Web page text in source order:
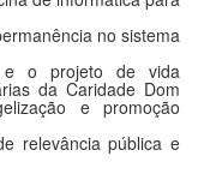
no sistema
e o projeto de vida
da Caridade Dom
e promoção
relevância pública e